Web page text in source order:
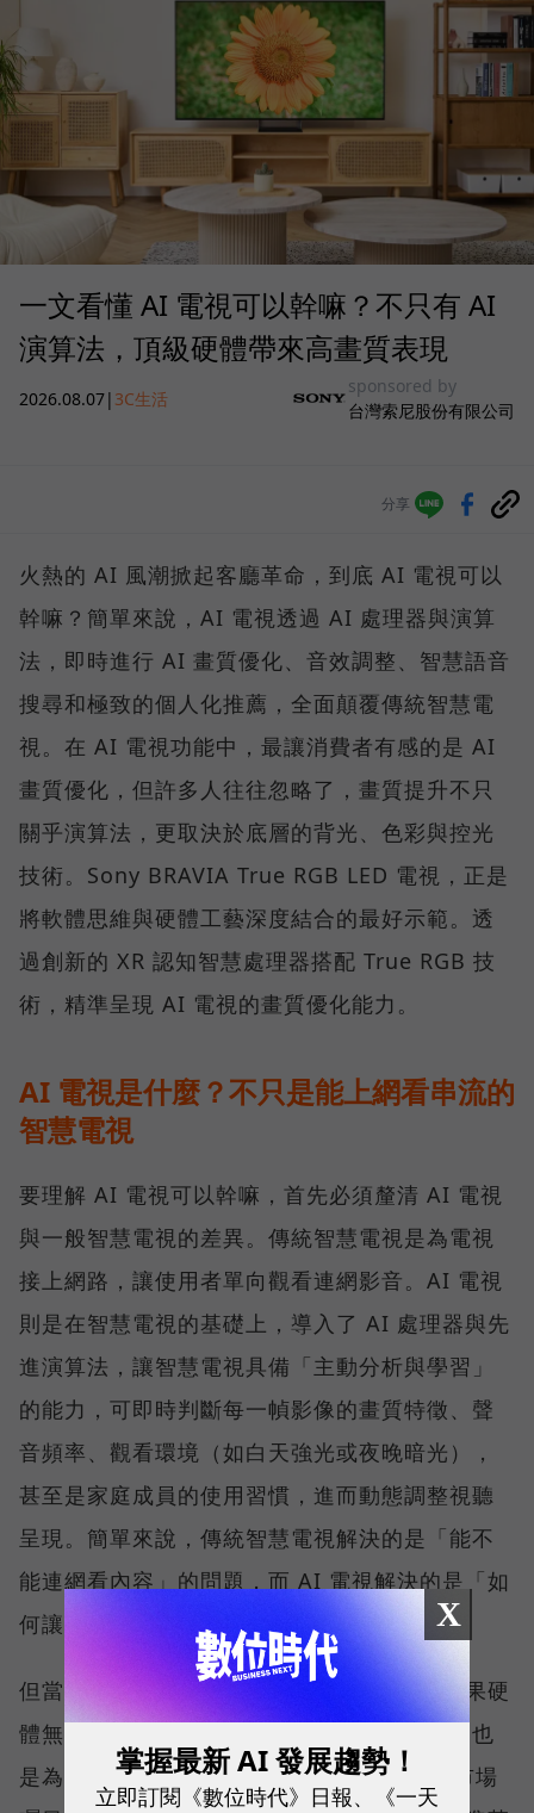
一文看懂 AI 電視可以幹嘛？不只有 AI
演算法，頂級硬體帶來高畫質表現
2026.08.07| 3C生活
sponsored by
台灣索尼股份有限公司
分享
火熱的 AI 風潮掀起客廳革命，到底 AI 電視可以
幹嘛？簡單來說，AI 電視透過 AI 處理器與演算
法，即時進行 AI 畫質優化、音效調整、智慧語音
搜尋和極致的個人化推薦，全面顛覆傳統智慧電
視。在 AI 電視功能中，最讓消費者有感的是 AI
畫質優化，但許多人往往忽略了，畫質提升不只
關乎演算法，更取決於底層的背光、色彩與控光
技術。Sony BRAVIA True RGB LED 電視，正是
將軟體思維與硬體工藝深度結合的最好示範。透
過創新的 XR 認知智慧處理器搭配 True RGB 技
術，精準呈現 AI 電視的畫質優化能力。
AI 電視是什麼？不只是能上網看串流的
智慧電視
要理解 AI 電視可以幹嘛，首先必須釐清 AI 電視
與一般智慧電視的差異。傳統智慧電視是為電視
接上網路，讓使用者單向觀看連網影音。AI 電視
則是在智慧電視的基礎上，導入了 AI 處理器與先
進演算法，讓智慧電視具備「主動分析與學習」
的能力，可即時判斷每一幀影像的畫質特徵、聲
音頻率、觀看環境（如白天強光或夜晚暗光），
甚至是家庭成員的使用習慣，進而動態調整視聽
呈現。簡單來說，傳統智慧電視解決的是「能不
能連網看內容」的問題，而 AI 電視解決的是「如
何讓內容呈現得最好」的體驗問題。
但當 AI 演算法分析出最佳的畫面設定後，如果硬
體無法精準跟上，優化效果就會大打折扣。這也
是為什麼高階顯示技術 True RGB 開始受到市場
X
掌握最新 AI 發展趨勢！
立即訂閱《數位時代》日報、《一天